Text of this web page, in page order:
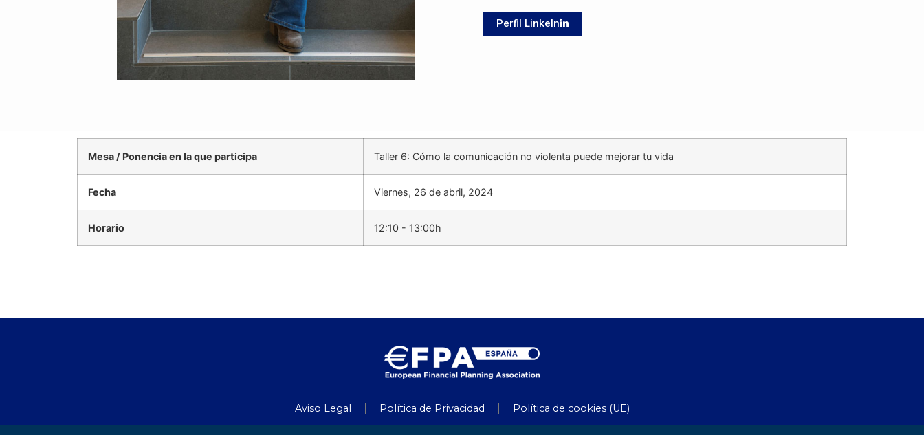
Perfil LinkeIn
Mesa / Ponencia en la que participa Taller 6: Cómo la comunicación no violenta puede mejorar tu vida
Fecha Viernes, 26 de abril, 2024
Horario 12:10 - 13:00h
Aviso Legal Política de Privacidad Política de cookies (UE)